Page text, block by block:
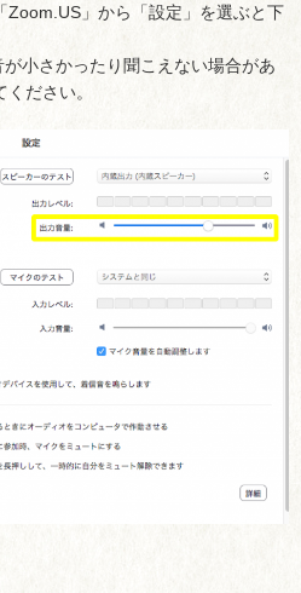
Zoom.US」から「設定」を選ぶと下
小さかったり聞こえない場合があ
ださい。